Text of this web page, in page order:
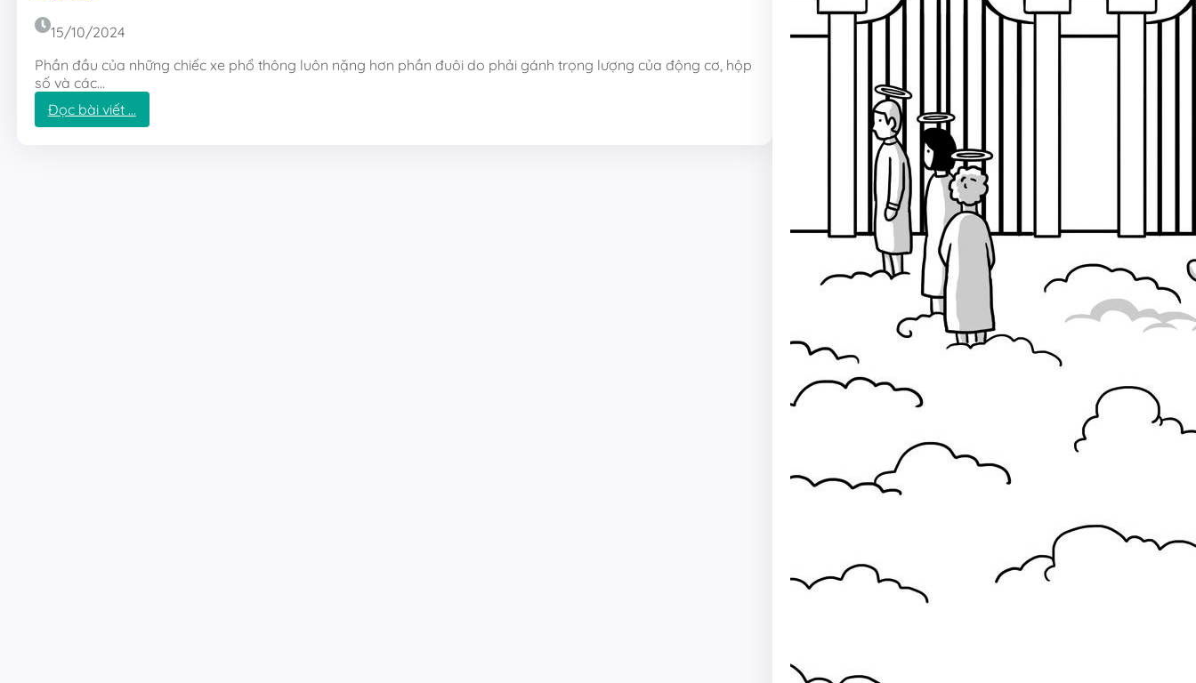
15/10/2024
Phần đầu của những chiếc xe phổ thông luôn nặng hơn phần đuôi do phải gánh trọng lượng của động cơ, hộp
số và các…
Đọc bài viết …:
L